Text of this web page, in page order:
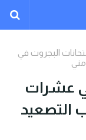
البجروت في
عشرات
التصعيد